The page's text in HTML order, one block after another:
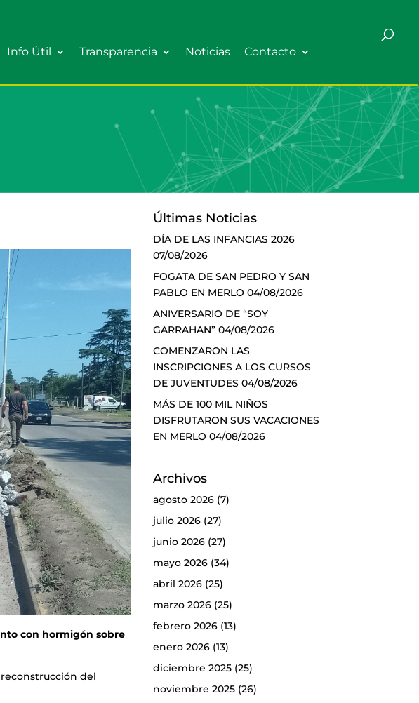
Info Útil Transparencia Noticias Contacto
con hormigón sobre
del
Últimas Noticias
DÍA DE LAS INFANCIAS 2026
07/08/2026
FOGATA DE SAN PEDRO Y SAN
PABLO EN MERLO 04/08/2026
ANIVERSARIO DE “SOY
GARRAHAN” 04/08/2026
COMENZARON LAS
INSCRIPCIONES A LOS CURSOS
DE JUVENTUDES 04/08/2026
MÁS DE 100 MIL NIÑOS
DISFRUTARON SUS VACACIONES
EN MERLO 04/08/2026
Archivos
agosto 2026(7)
julio 2026(27)
junio 2026(27)
mayo 2026(34)
abril 2026(25)
marzo 2026(25)
febrero 2026(13)
enero 2026(13)
diciembre 2025(25)
noviembre 2025(26)